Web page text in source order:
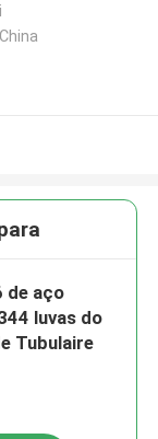
de aço
luvas do
Tubulaire